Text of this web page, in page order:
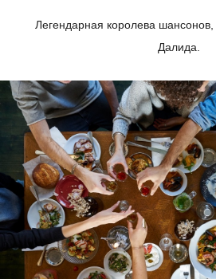
Легендарная королева
Далида.